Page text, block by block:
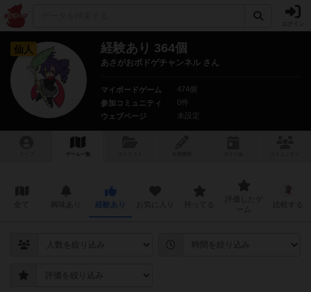
仙人 経験あり 364個
あさがおボドゲチャンネル さん
マイボードゲーム
474個
参加コミュニティ
0件
ウェブページ
未設定
ゲーム一覧
経験あり